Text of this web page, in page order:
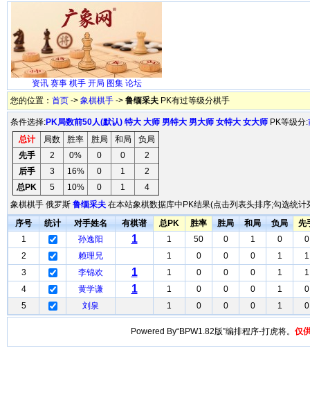
资讯 赛事 棋手 开局 图集 论坛
您的位置： 首页 -> 象棋棋手 -> 鲁缅采夫 PK有过等级分棋手
条件选择:PK局数前50人(默认) 特大 大师 男特大 男大师 女特大 女大师 PK等级分:
总计
局数 胜率 胜局 和局
负局
先手
2 0% 0 0
2
后手
3 16% 0 1
2
总PK
5 10% 0 1
4
象棋棋手 俄罗斯 鲁缅采夫 在本站象棋数据库中PK结果(点击列表头排序;勾选统
序号
统计 对手姓名 有棋谱 总PK 胜率 胜局 和局 负局
先
1
孙逸阳 1 1 50 0 1 0
0
2
赖理兄 1 0 0 0 1
1
3
李锦欢 1 1 0 0 0 1
1
4
黄学谦 1 1 0 0 0 1
0
5
刘泉 1 0 0 0 1 0
Powered By“BPW1.82版”编排程序-打虎将。 仅